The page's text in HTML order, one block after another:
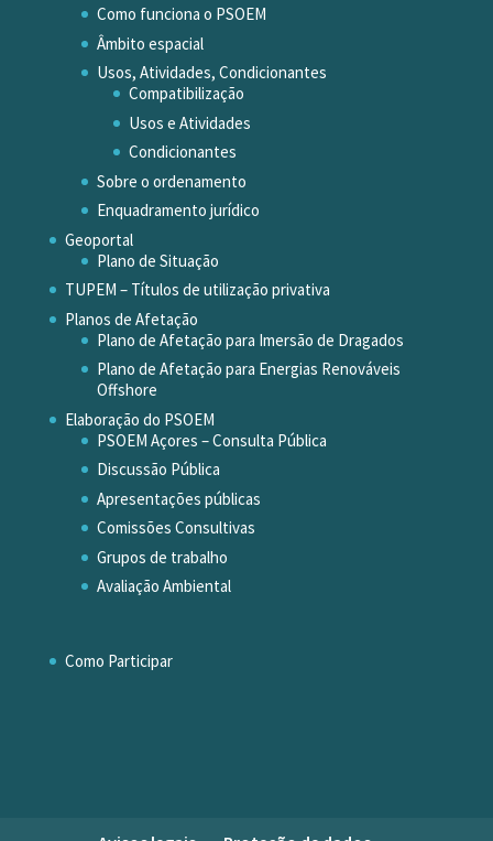
Como funciona o PSOEM
Âmbito espacial
Usos, Atividades, Condicionantes
Compatibilização
Usos e Atividades
Condicionantes
Sobre o ordenamento
Enquadramento jurídico
Geoportal
Plano de Situação
TUPEM – Títulos de utilização privativa
Planos de Afetação
Plano de Afetação para Imersão de Dragados
Plano de Afetação para Energias Renováveis
Offshore
Elaboração do PSOEM
PSOEM Açores – Consulta Pública
Discussão Pública
Apresentações públicas
Comissões Consultivas
Grupos de trabalho
Avaliação Ambiental
Como Participar